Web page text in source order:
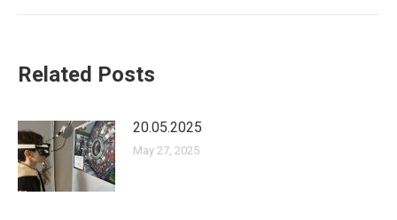
Related Posts
20.05.2025
May 27, 2025